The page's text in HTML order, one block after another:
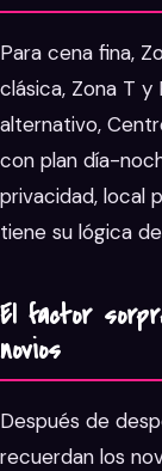
Para cena fina,
clásica, Zona T y
alternativo,
con plan día-
privacidad, local
tiene su lógica
El factor
novios
Después de
recuerdan los